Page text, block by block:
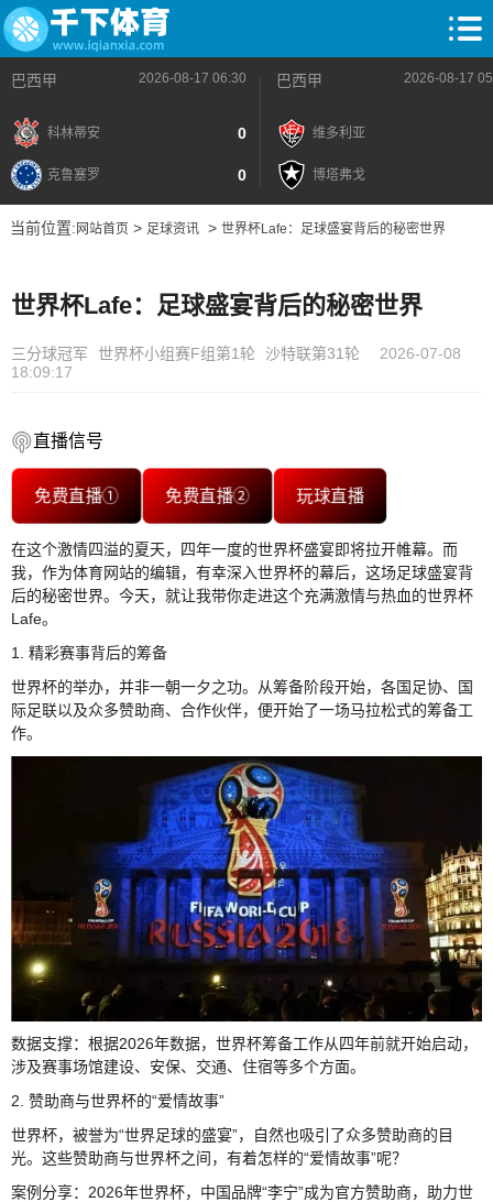
巴西甲 2026-08-17 06:30
科林蒂安 0
克鲁塞罗 0
巴西甲 2026-08-17
维多利亚
博塔弗戈
当前位置: 网站首页> 足球资讯> 世界杯Lafe：足球盛宴背后的秘密世界
世界杯Lafe：足球盛宴背后的秘密世界
三分球冠军 世界杯小组赛F组第1轮 沙特联第31轮
2026-07-08
18:09:17
直播信号
免费直播① 免费直播② 玩球直播
在这个激情四溢的夏天，四年一度的世界杯盛宴即将拉开帷幕。而
我，作为体育网站的编辑，有幸深入世界杯的幕后，这场足球盛宴背
后的秘密世界。今天，就让我带你走进这个充满激情与热血的世界杯
Lafe。
1. 精彩赛事背后的筹备
世界杯的举办，并非一朝一夕之功。从筹备阶段开始，各国足协、国
际足联以及众多赞助商、合作伙伴，便开始了一场马拉松式的筹备工
作。
数据支撑：根据2026年数据，世界杯筹备工作从四年前就开始启动，
涉及赛事场馆建设、安保、交通、住宿等多个方面。
2. 赞助商与世界杯的“爱情故事”
世界杯，被誉为“世界足球的盛宴”，自然也吸引了众多赞助商的目
光。这些赞助商与世界杯之间，有着怎样的“爱情故事”呢？
案例分享：2026年世界杯，中国品牌“李宁”成为官方赞助商，助力世